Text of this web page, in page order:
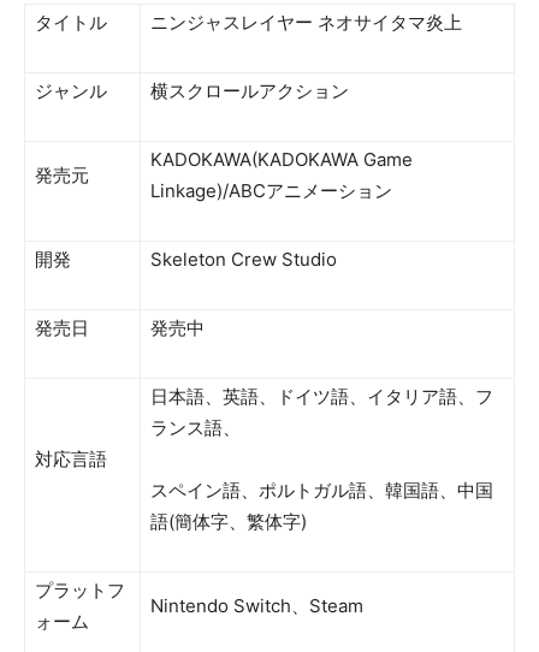
タイトル ニンジャスレイヤー ネオサイタマ炎上
ジャンル 横スクロールアクション
発売元
KADOKAWA(KADOKAWA Game
Linkage)/ABCアニメーション
開発 Skeleton Crew Studio
発売日 発売中
対応言語
日本語、英語、ドイツ語、イタリア語、フ
ランス語、
スペイン語、ポルトガル語、韓国語、中国
語(簡体字、繁体字)
プラットフ
ォーム
Nintendo Switch、Steam